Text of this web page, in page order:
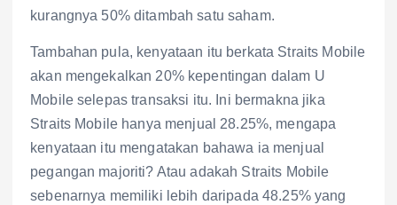
kurangnya 50% ditambah satu saham.
Tambahan pula, kenyataan itu berkata Straits Mobile
akan mengekalkan 20% kepentingan dalam U
Mobile selepas transaksi itu. Ini bermakna jika
Straits Mobile hanya menjual 28.25%, mengapa
kenyataan itu mengatakan bahawa ia menjual
pegangan majoriti? Atau adakah Straits Mobile
sebenarnya memiliki lebih daripada 48.25% yang